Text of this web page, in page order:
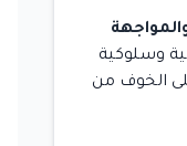
وسلوكية
الخوف من